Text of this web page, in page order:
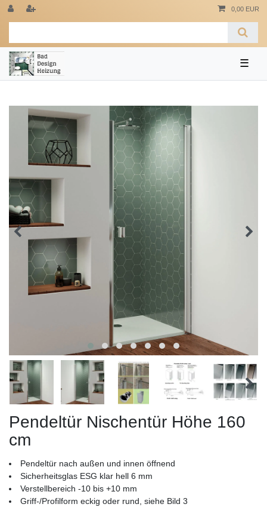
0,00 EUR
☰
Pendeltür Nischentür Höhe 160
cm
Pendeltür nach außen und innen öffnend
Sicherheitsglas ESG klar hell 6 mm
Verstellbereich -10 bis +10 mm
Griff-/Profilform eckig oder rund, siehe Bild 3